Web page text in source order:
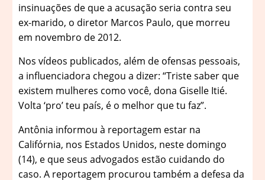
insinuações de que a acusação seria contra seu
ex-marido, o diretor Marcos Paulo, que morreu
em novembro de 2012.
Nos vídeos publicados, além de ofensas pessoais,
a influenciadora chegou a dizer: “Triste saber que
existem mulheres como você, dona Giselle Itié.
Volta ‘pro’ teu país, é o melhor que tu faz”.
Antônia informou à reportagem estar na
Califórnia, nos Estados Unidos, neste domingo
(14), e que seus advogados estão cuidando do
caso. A reportagem procurou também a defesa da